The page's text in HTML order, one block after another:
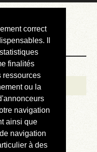
correct
Il
finalités
ressources
ou la
navigation
ainsi que
navigation
à des